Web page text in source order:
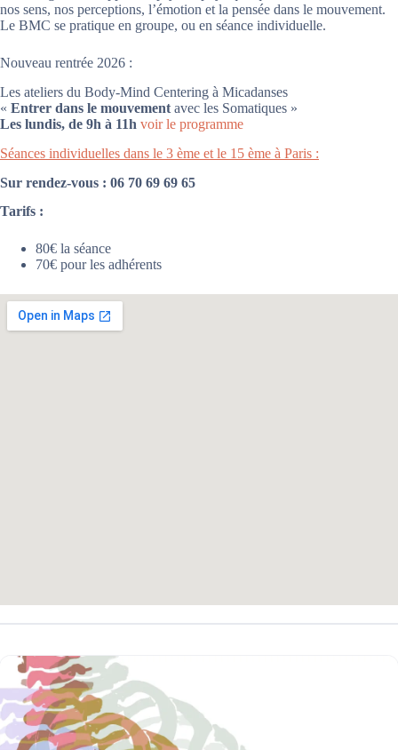
nos sens, nos perceptions, l’émotion et la pensée dans le mouvement.
Le BMC se pratique en groupe, ou en séance individuelle.
Nouveau rentrée 2026 :
Les ateliers du Body-Mind Centering à Micadanses
« Entrer dans le mouvement avec les Somatiques »
Les lundis, de 9h à 11h voir le programme
Séances individuelles dans le 3 ème et le 15 ème à Paris :
Sur rendez-vous : 06 70 69 69 65
Tarifs :
80€ la séance
70€ pour les adhérents